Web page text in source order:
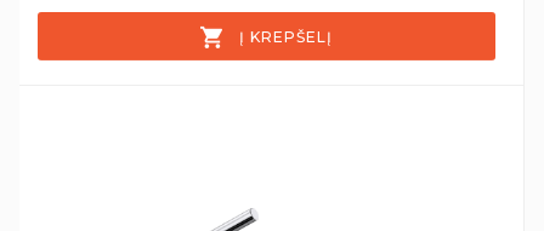
Į KREPŠELĮ